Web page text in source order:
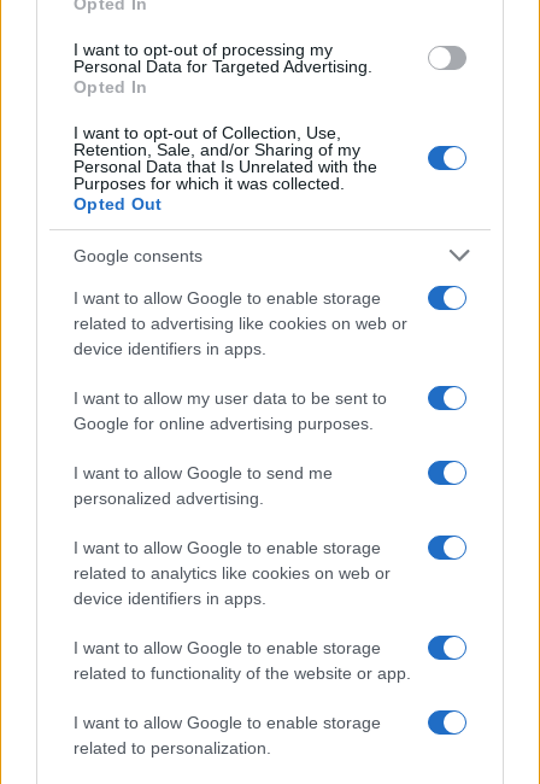
I want to opt-out of processing my
Personal Data for Targeted Advertising.
Opted In
I want to opt-out of Collection, Use,
Retention, Sale, and/or Sharing of my
Personal Data that Is Unrelated with the
Purposes for which it was collected.
Opted Out
Google consents
I want to allow Google to enable storage
related to advertising like cookies on web or
device identifiers in apps.
I want to allow my user data to be sent to
Google for online advertising purposes.
I want to allow Google to send me
personalized advertising.
I want to allow Google to enable storage
related to analytics like cookies on web or
device identifiers in apps.
I want to allow Google to enable storage
related to functionality of the website or app.
I want to allow Google to enable storage
related to personalization.
Mario Malu
Paolo Pinna
Martina Agostina Diturco
I nostri cari
I nostri cari